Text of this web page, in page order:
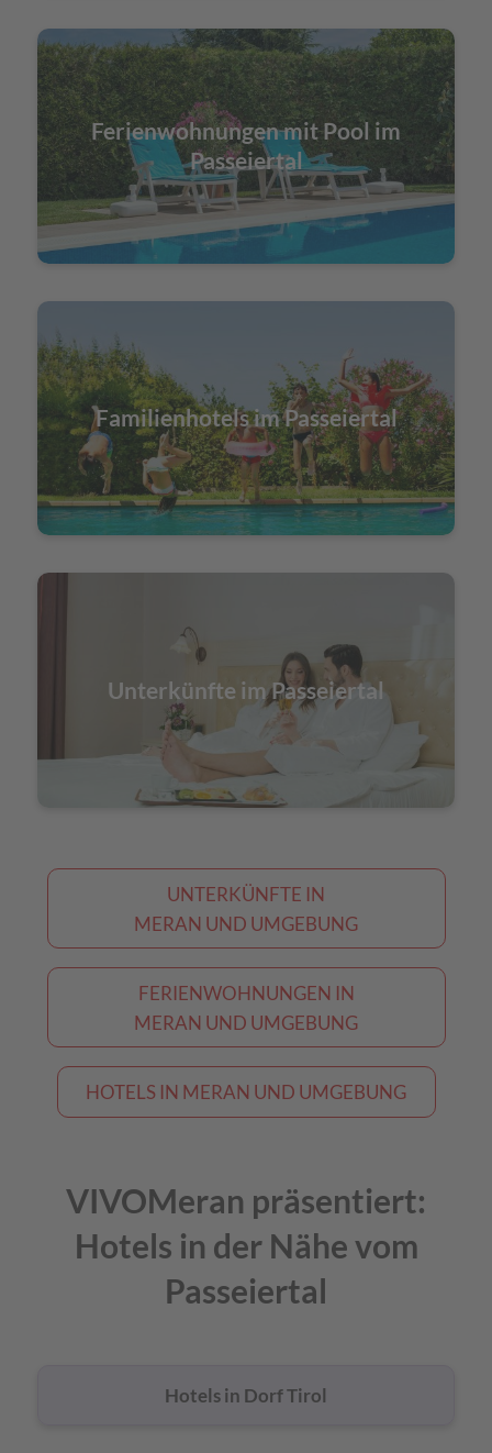
Ferienwohnungen mit Pool im
Passeiertal
Familienhotels im Passeiertal
Unterkünfte im Passeiertal
UNTERKÜNFTE IN
MERAN UND UMGEBUNG
FERIENWOHNUNGEN IN
MERAN UND UMGEBUNG
HOTELS IN MERAN UND UMGEBUNG
VIVOMeran präsentiert:
Hotels in der Nähe vom
Passeiertal
Hotels in Dorf Tirol